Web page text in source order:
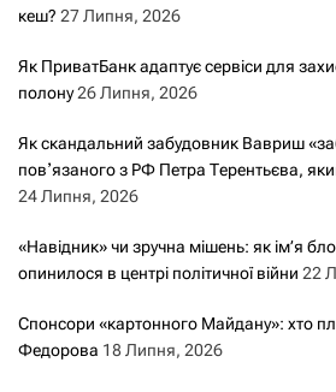
кеш? 27 Липня, 2026
Як ПриватБанк адаптує сервіси для
полону26 Липня, 2026
Як скандальний забудовник Вавриш
повʼязаного з РФ Петра Терентьєва,
24 Липня, 2026
«Навідник» чи зручна мішень: як ім’я
опинилося в центрі політичної війни 22
Спонсори «картонного Майдану»: хто
Федорова 18 Липня, 2026